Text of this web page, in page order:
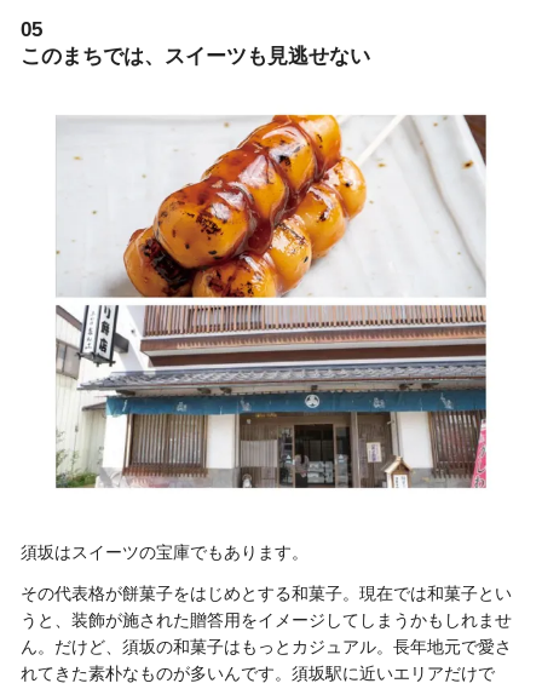
05
このまちでは、スイーツも見逃せない
須坂はスイーツの宝庫でもあります。
その代表格が餅菓子をはじめとする和菓子。現在では和菓子とい
うと、装飾が施された贈答用をイメージしてしまうかもしれませ
ん。だけど、須坂の和菓子はもっとカジュアル。長年地元で愛さ
れてきた素朴なものが多いんです。須坂駅に近いエリアだけで